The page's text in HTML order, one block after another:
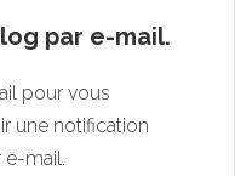
par e-mail.
pour vous
une notification
e-mail.